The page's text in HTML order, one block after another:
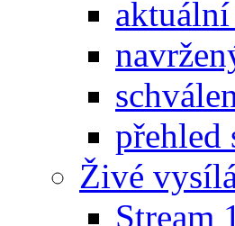
aktuální
přehled
Živé
Stream